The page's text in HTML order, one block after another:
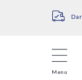
14
Menu